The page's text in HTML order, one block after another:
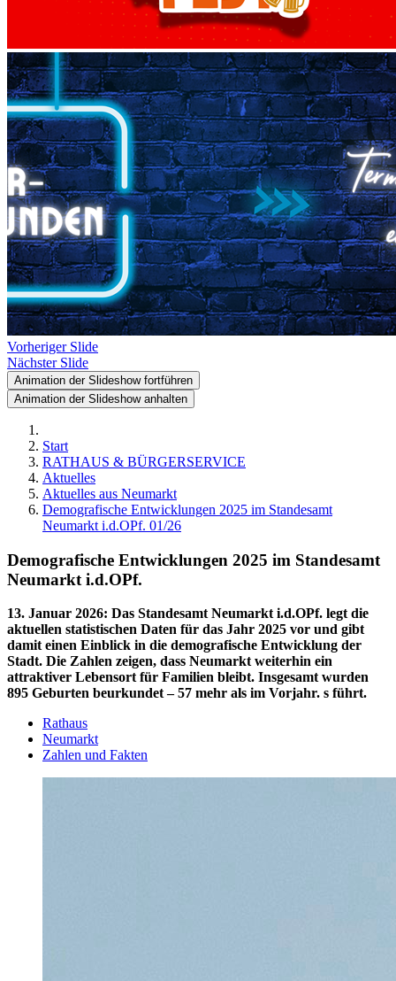
Vorheriger Slide
Nächster Slide
Animation der Slideshow fortführen
Animation der Slideshow anhalten
Start
RATHAUS & BÜRGERSERVICE
Aktuelles
Aktuelles aus Neumarkt
Demografische Entwicklungen 2025 im Standesamt
Neumarkt i.d.OPf. 01/26
Demografische Entwicklungen 2025 im Standesamt
Neumarkt i.d.OPf.
13. Januar 2026: Das Standesamt Neumarkt i.d.OPf. legt die
aktuellen statistischen Daten für das Jahr 2025 vor und gibt
damit einen Einblick in die demografische Entwicklung der
Stadt. Die Zahlen zeigen, dass Neumarkt weiterhin ein
attraktiver Lebensort für Familien bleibt. Insgesamt wurden
895 Geburten beurkundet – 57 mehr als im Vorjahr. s führt.
Rathaus
Neumarkt
Zahlen und Fakten